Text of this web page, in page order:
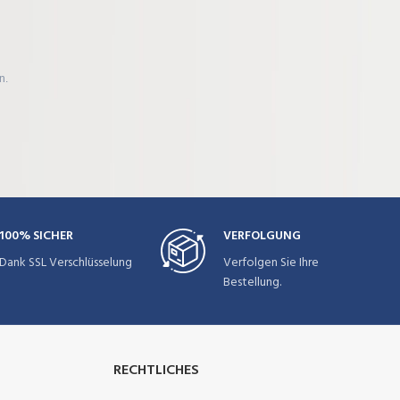
100% SICHER
Dank SSL Verschlüsselung
VERFOLGUNG
Verfolgen Sie Ihre
Bestellung.
RECHTLICHES